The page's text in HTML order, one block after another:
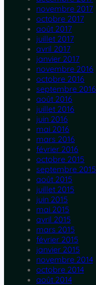
novembre 2017
octobre 2017
août 2017
juillet 2017
avril 2017
janvier 2017
novembre 2016
octobre 2016
septembre 2016
août 2016
juillet 2016
juin 2016
mai 2016
mars 2016
février 2016
octobre 2015
septembre 2015
août 2015
juillet 2015
juin 2015
mai 2015
avril 2015
mars 2015
février 2015
janvier 2015
novembre 2014
octobre 2014
août 2014